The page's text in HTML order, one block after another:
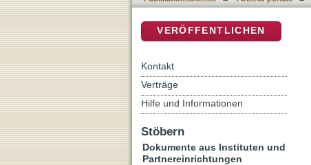
VERÖFFENTLICHEN
Kontakt
Verträge
Hilfe und Informationen
Stöbern
Dokumente aus Instituten und
Partnereinrichtungen